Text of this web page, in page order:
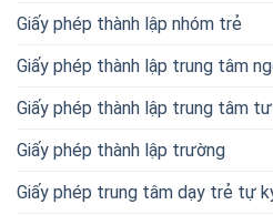
Giấy phép thành lập nhóm trẻ
Giấy phép thành lập trung tâm
Giấy phép thành lập trung tâm
Giấy phép thành lập trường
Giấy phép trung tâm dạy trẻ tự